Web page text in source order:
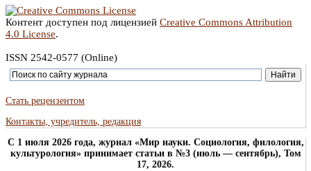
Контент доступен под лицензией Creative Commons Attribution
4.0 License.
ISSN 2542-0577 (Online)
Стать рецензентом
Контакты, учредитель, редакция
C 1 июля 2026 года, журнал «Мир науки. Социология, филология,
культурология» принимает статьи в №3 (июль — сентябрь), Том
17, 2026.